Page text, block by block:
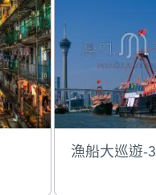
漁船大巡遊-3